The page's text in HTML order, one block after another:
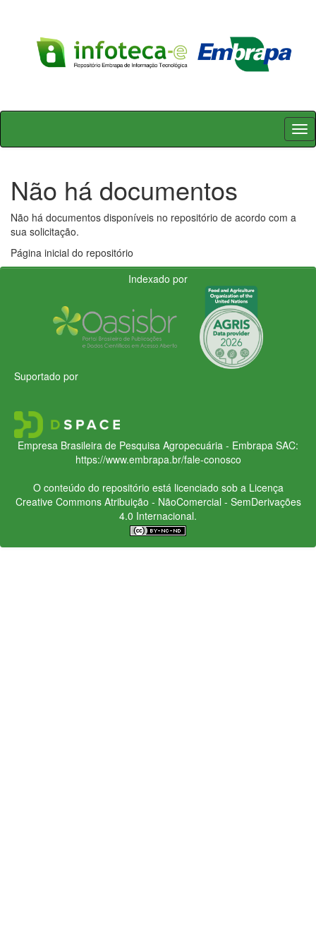
Skip
Não há documentos
Não há documentos disponíveis no repositório de acordo com a
sua solicitação.
Página inicial do repositório
Indexado por
Suportado por
Empresa Brasileira de Pesquisa Agropecuária - Embrapa SAC:
https://www.embrapa.br/fale-conosco
O conteúdo do repositório está licenciado sob a Licença
Creative CommonsAtribuição - NãoComercial - SemDerivações
4.0 Internacional.